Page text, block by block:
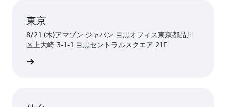
東京
8/21 (木)アマゾン ジャパン 目黒オフィス東京都品川
区上大崎 3-1-1 目黒セントラルスクエア 21F